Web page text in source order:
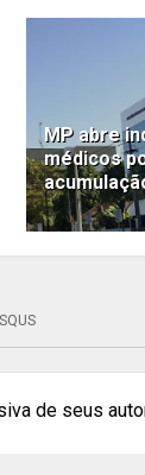
MP abre
médicos
de seus